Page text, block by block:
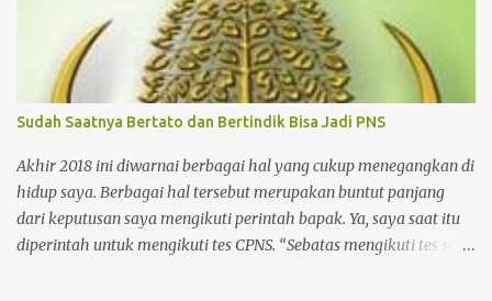
Sudah Saatnya Bertato dan Bertindik Bisa Jadi PNS
Akhir 2018 ini diwarnai berbagai hal yang cukup menegangkan di
hidup saya. Berbagai hal tersebut merupakan buntut panjang
dari keputusan saya mengikuti perintah bapak. Ya, saya saat itu
diperintah untuk mengikuti tes CPNS. “Sebatas mengikuti tes saja,